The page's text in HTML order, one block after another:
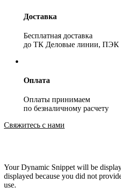
Доставка
Бесплатная доставка
до ТК Деловые линии, ПЭК
Оплата
Оплаты принимаем
по безналичному расчету
Свяжитесь с нами
Your Dynamic Snippet will be
displayed because you did not
use.